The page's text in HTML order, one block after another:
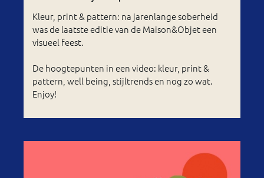
Kleur, print & pattern: na jarenlange soberheid
was de laatste editie van de Maison&Objet een
visueel feest.
De hoogtepunten in een video: kleur, print &
pattern, well being, stijltrends en nog zo wat.
Enjoy!